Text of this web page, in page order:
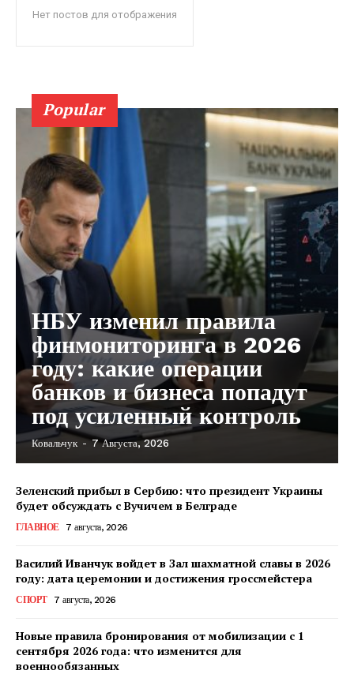
КавПолит
Нет постов для отображения
Popular
НБУ изменил правила
финмониторинга в 2026
году: какие операции
банков и бизнеса попадут
под усиленный контроль
Ковальчук - 7 Августа, 2026
Зеленский прибыл в Сербию: что президент Украины
будет обсуждать с Вучичем в Белграде
ГЛАВНОЕ 7 августа, 2026
Василий Иванчук войдет в Зал шахматной славы в 2026
году: дата церемонии и достижения гроссмейстера
СПОРТ 7 августа, 2026
Новые правила бронирования от мобилизации с 1
сентября 2026 года: что изменится для
военнообязанных